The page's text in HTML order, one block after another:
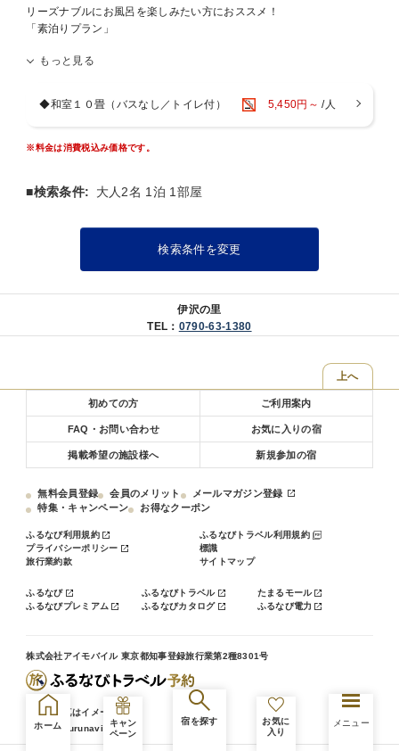
◎お食事処「レストランいさわ」◎
１７：００～２０：００（L.O１９：３０）
を使った限定の定食など、各種取り揃えております。
るべくご愛用のものをご持参いただきますよう、お願い申し上げま
リーズナブルにお風呂を楽しみたい方におススメ！
「素泊りプラン」
大浴場には、露天風呂とサウナを完備。
もちろん、駐車場は無料です。
ビジネスや観光の拠点に。是非、当館をご利用ください。
■－お風呂－■
日本庭園を眺めながらお過ごしいただけます。
手足を伸ばして、ごゆっくりお寛ぎ下さい。
■－アクセス－■
・兵庫県立国見の森公園・・・・車で約１５分
・大歳神社～千年藤～・・・・・徒歩約１０分
全室Wi－Fi完備
※お部屋は全室禁煙です。喫煙の際は、1Fロビー喫煙所をご利用くだ
※お部屋によりWi－Fiが繋がりにくい場合がございます。その際はフ
ロントにてルーターをお貸しします。
※お布団敷はお客様ご自身でお願いしております。
お布団は事前にお部屋に畳んで、または、敷いた状態でご用意してお
布団敷についてご要望がございましたら、事前にお知らせください。
◎お食事処「レストランいさわ」◎
１７：００～２０：００（L.O１９：３０）
とんかつ定食や天婦羅定食をはじめ、季節の旬の食材
【※-お客様へのお願い-※】
プラスチック削減の為、歯ブラシやカミソリなどのアメニティ類はな
るべくご愛用のものをご持参いただきますよう、お願い申し上げま
す。
もっと見る
◆和室１０畳（バスなし／トイレ付） 5,450円～ /人
※料金は消費税込み価格です。
■検索条件: 大人2名 1泊 1部屋
検索条件を変更
伊沢の里
TEL： 0790-63-1380
上へ
初めての方 ご利用案内
FAQ・お問い合わせ お気に入りの宿
掲載希望の施設様へ 新規参加の宿
無料会員登録 会員のメリット
メールマガジン登録
特集・キャンペーン
お得なクーポン
ふるなび利用規約
ふるなびトラベル利用規約
プライバシーポリシー
標識
旅行業約款
サイトマップ
ふるなび ふるなびトラベル
たまるモール
ふるなびプレミアム
ふるなびカタログ ふるなび電力
株式会社アイモバイル 東京都知事登録旅行業第2種8301号
※掲載写真はイメージです。
© travel.furunavi.jp
ホーム
キャン
ペーン
宿を探す
お気に
入り
メニュー